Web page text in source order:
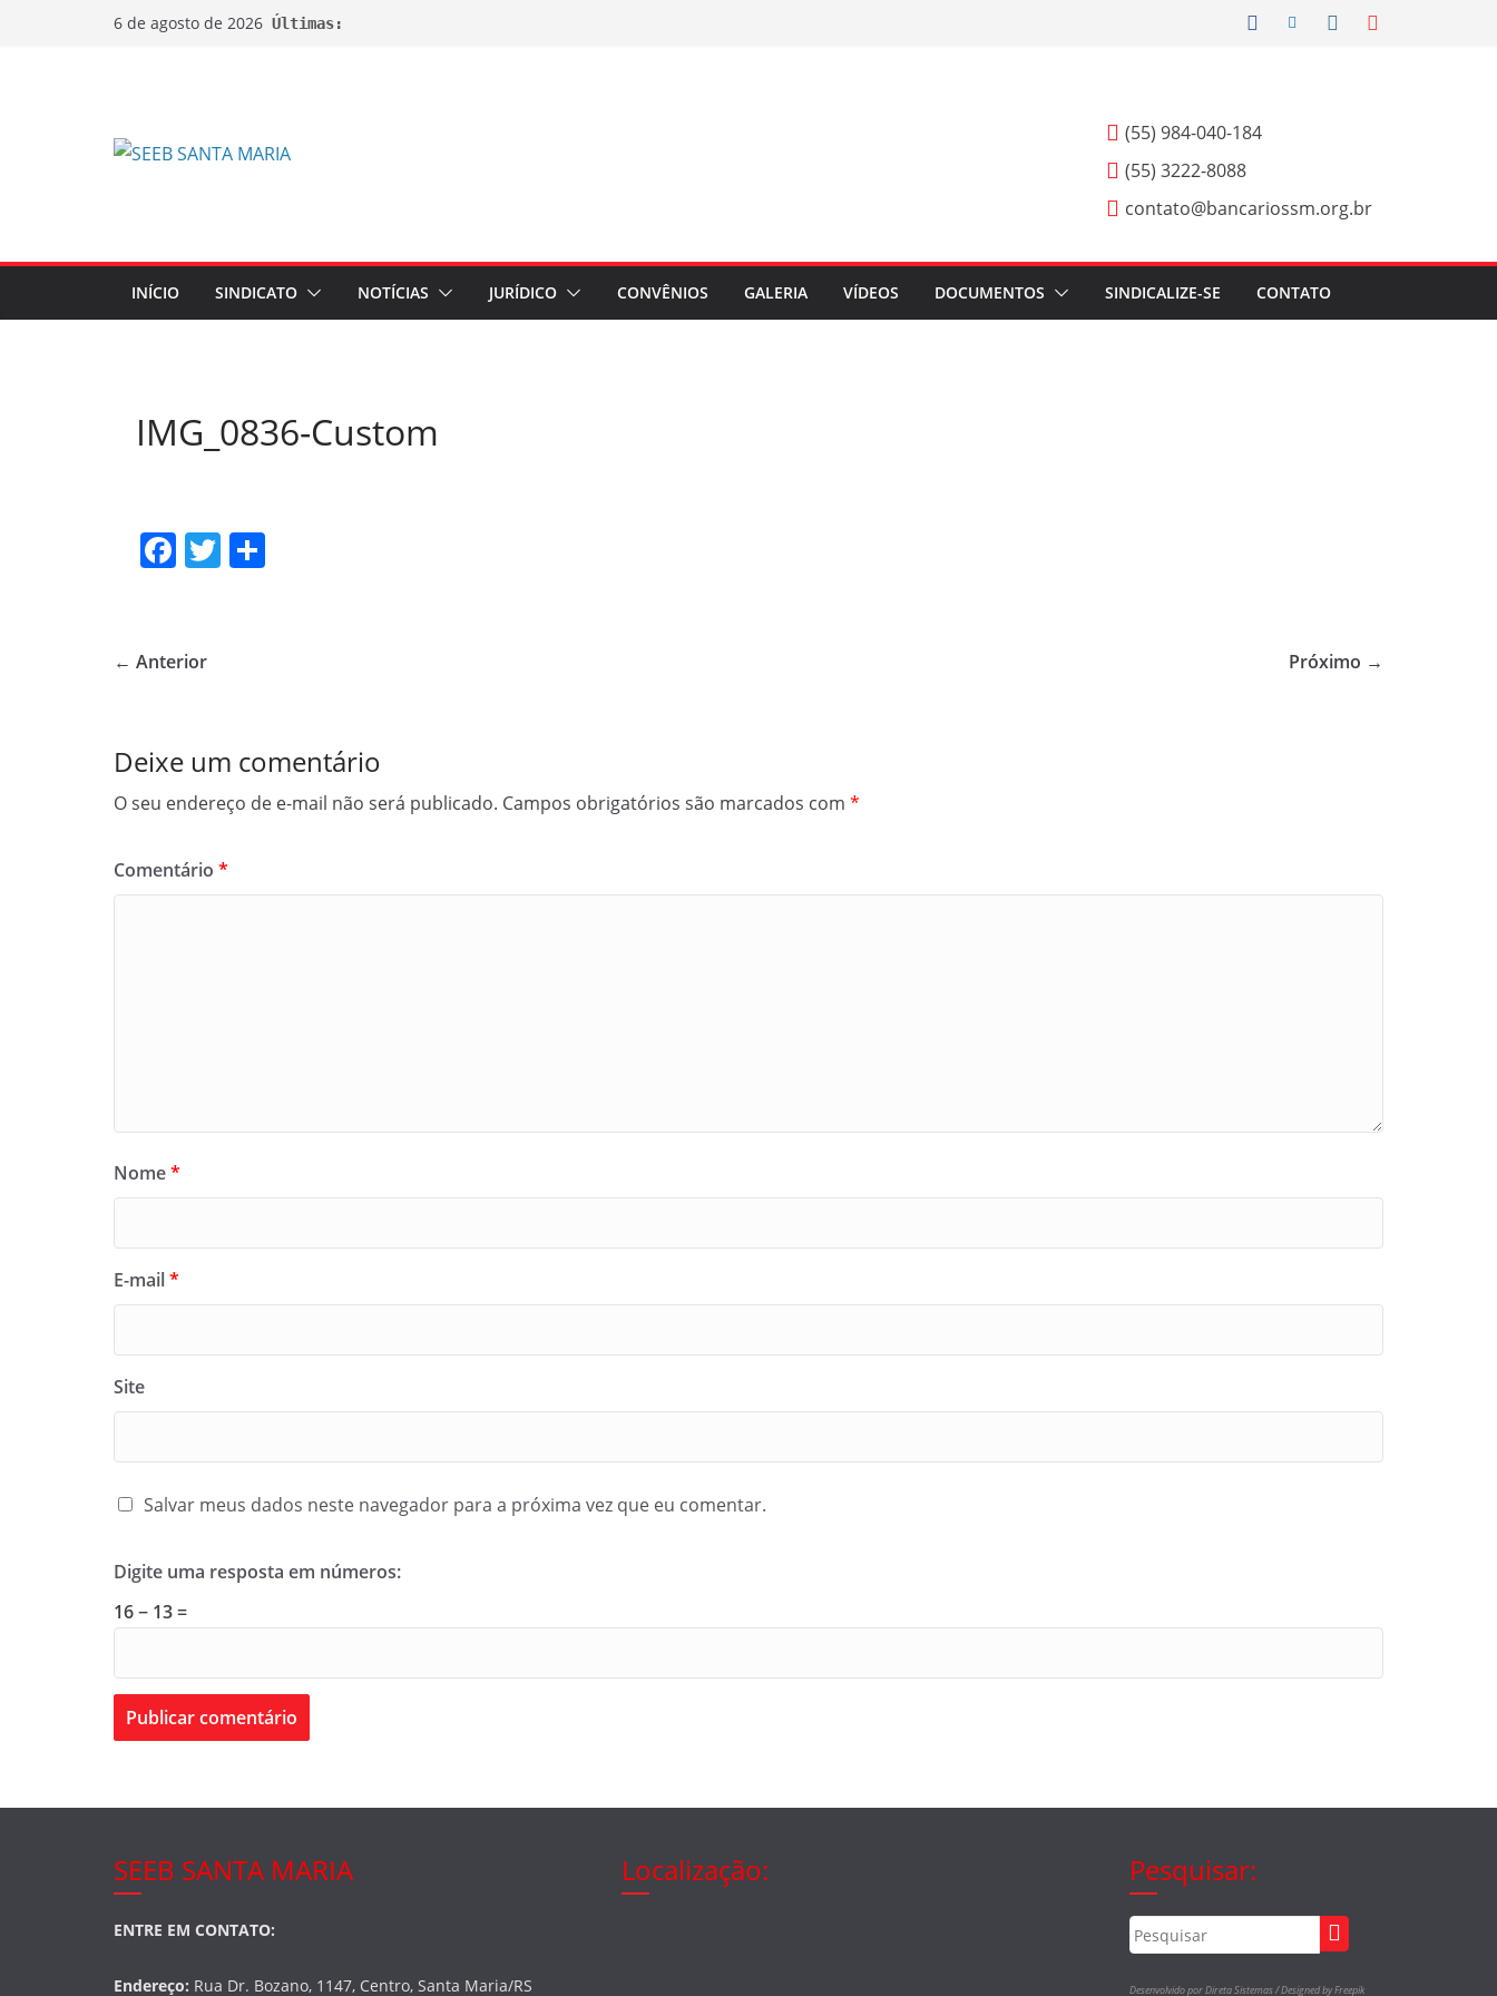
6 de agosto de 2026 Últimas:
(55) 984-040-184
(55) 3222-8088
contato@bancariossm.org.br
INÍCIO SINDICATO NOTÍCIAS JURÍDICO CONVÊNIOS GALERIA VÍDEOS DOCUMENTOS SINDICALIZE-SE CONTATO
IMG_0836-Custom
F
e
o
k
T
← Anterior Próximo →
Deixe um comentário
O seu endereço de e-mail não será publicado. Campos obrigatórios são marcados com *
Comentário *
Nome*
E-mail*
Site
Salvar meus dados neste navegador para a próxima vez que eu comentar.
Digite uma resposta em números:
16 − 13 =
SEEB SANTA MARIA
ENTRE EM CONTATO:
Endereço: Rua Dr. Bozano, 1147, Centro, Santa Maria/RS
Localização: Pesquisar:
Desenvolvido por Direta Sistemas /Designed by Freepik